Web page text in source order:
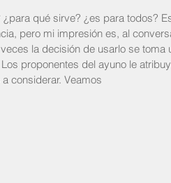
¿para qué sirve? ¿es para todos?
pero mi impresión es, al
la decisión de usarlo se
proponentes del ayuno le
considerar. Veamos